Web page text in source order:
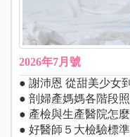
2026年7月號
● 謝沛恩 從甜美少女
● 剖婦產媽媽各階段
● 產檢與生產醫院怎麼
● 好醫師５大檢驗標